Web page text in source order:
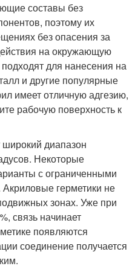
составы без
поэтому их
без опасения за
на окружающую
для нанесения на
и другие популярные
имеет отличную адгезию,
рабочую поверхность к
диапазон
Некоторые
с ограниченными
герметики не
зонах. Уже при
связь начинает
появляются
соединение получается